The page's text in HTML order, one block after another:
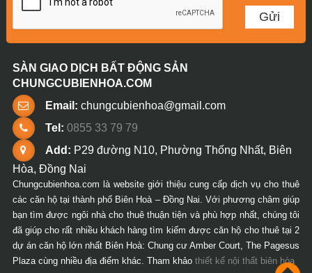
SÀN GIAO DỊCH BẤT ĐỘNG SẢN
CHUNGCUBIENHOA.COM
Email: chungcubienhoa@gmail.com
Tel: 0855 33 79 79
Add: P29 đường N10, Phường Thống Nhất, Biên
Hòa, Đồng Nai
Chungcubienhoa.com là website giới thiệu cung cấp dịch vụ cho thuê
các căn hộ tại thành phố Biên Hoà – Đồng Nai. Với phương châm giúp
bạn tìm được ngôi nhà cho thuê thuận tiện và phù hợp nhất, chúng tôi
đã giúp cho rất nhiều khách hàng tìm kiếm được căn hộ cho thuê tại 2
dự án căn hộ lớn nhất Biên Hoà: Chung cư Amber Court, The Pagesus
Plaza cùng nhiều địa điểm khác. Tham khảo thiết kế nội thất biên hòa